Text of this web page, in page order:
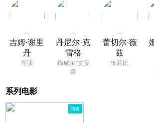
同时，女儿们似乎也受到
扰。随着奇怪的事情不断
尔偷偷对房子的过去展开
口之家好像也成了他人锁
吉姆·谢里
丹
导演
丹尼尔·克
雷格
饰威尔·艾藤
森
蕾切尔·薇
兹
饰莉比
系列电影
预告